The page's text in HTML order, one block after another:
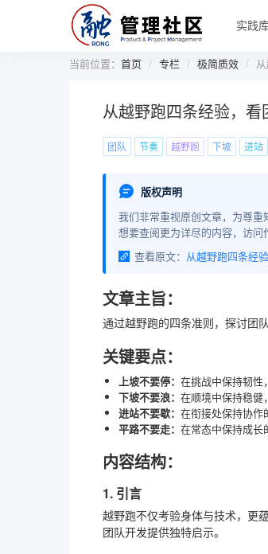
实践
当前位置： 首页 专栏 极简质效
从越野跑四条经验，
团队 节奏 越野跑 下坡 进站
版权声明
我们非常重视原创文章，为尊
想要查阅更为详尽的内容，访问
查看原文：
文章主旨：
通过越野跑的四条准则，探讨团
关键要点：
上坡不要停： 在挑战中保持韧性
下坡不要浪： 在顺境中保持稳健
进站不要歇： 在衔接处保持协作
平路不要走： 在常态中保持成长
内容结构：
1. 引言
越野跑不仅考验身体与技术，更
团队开发提供独特启示。